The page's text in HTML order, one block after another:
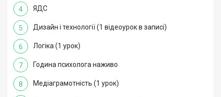
4 ЯДС
5 Дизайн і технології (1 відеоурок в записі)
6 Логіка (1 урок)
7 Година психолога наживо
8 Медіаграмотність (1 урок)